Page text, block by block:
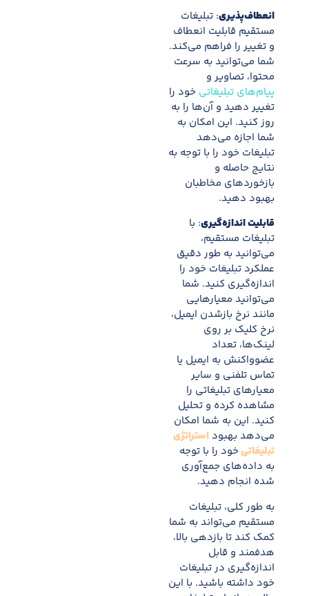
انعطاف‌پذیری: تبلیغات
مستقیم قابلیت انعطاف
و تغییر را فراهم می‌کند.
شما می‌توانید به سرعت
محتوا، تصاویر و
پیام‌های تبلیغاتی خود را
تغییر دهید و آن‌ها را به
روز کنید. این امکان به
شما اجازه می‌دهد
تبلیغات خود را با توجه به
نتایج حاصله و
بازخوردهای مخاطبان
بهبود دهید.
قابلیت اندازه‌گیری: با
تبلیغات مستقیم،
می‌توانید به طور دقیق
عملکرد تبلیغات خود را
اندازه‌گیری کنید. شما
می‌توانید معیارهایی
مانند نرخ بازشدن ایمیل،
نرخ کلیک بر روی
لینک‌ها، تعداد
عضوواکنش به ایمیل یا
تماس تلفنی و سایر
معیارهای تبلیغاتی را
مشاهده کرده و تحلیل
کنید. این به شما امکان
می‌دهد بهبوداستراتژی
تبلیغاتیخود را با توجه
به داده‌های جمع‌آوری
شده انجام دهید.
به طور کلی، تبلیغات
مستقیم می‌تواند به شما
کمک کند تا بازدهی بالا،
هدفمند و قابل
اندازه‌گیری در تبلیغات
خود داشته باشید. با این